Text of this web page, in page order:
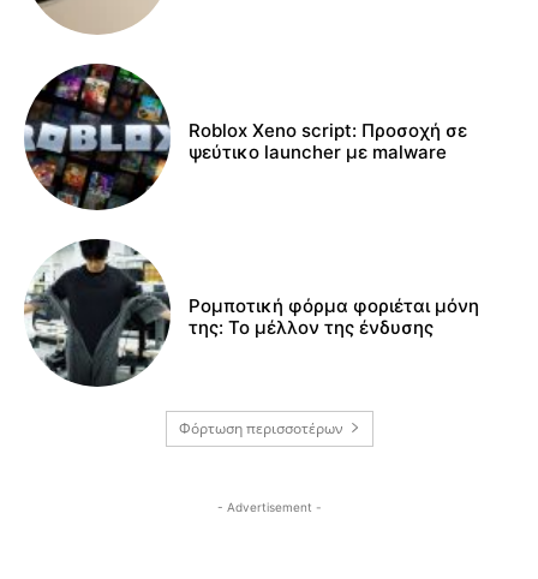
Roblox Xeno script: Προσοχή σε
ψεύτικο launcher με malware
Ρομποτική φόρμα φοριέται μόνη
της: Το μέλλον της ένδυσης
Φόρτωση περισσοτέρων
- Advertisement -